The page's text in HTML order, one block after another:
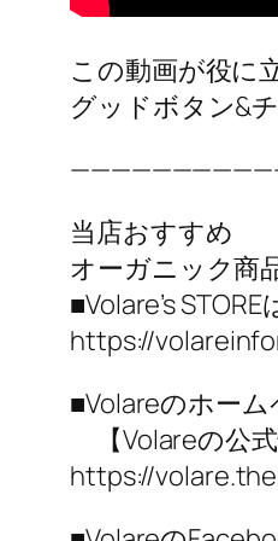
この動画が役に
グッドボタン&
当店おすすめ
オーガニック商
■Volare’s
https://
■Volareのホーム
【Volareの公
https://